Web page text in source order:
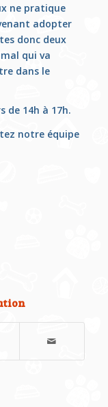
ne pratique
adopter
donc deux
qui va
dans le
de 14h à 17h.
notre équipe